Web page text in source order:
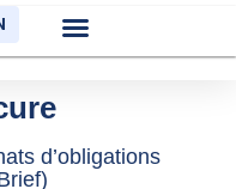
d’obligations